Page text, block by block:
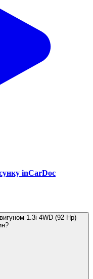
inCarDoc
1.3i 4WD (92 Hp)